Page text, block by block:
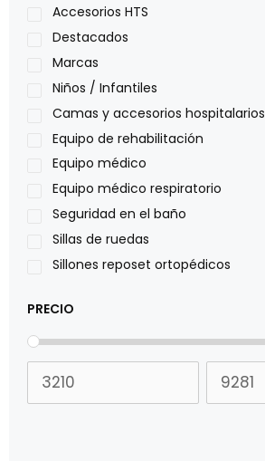
Lumex
Medical Store
Nidek
Oxiplus
Philips
Pride
Roho
Sillas de ruedas Everest Jennings
Stealth products
Xiehe Medical
Accesorios HTS
Destacados
Marcas
Niños / Infantiles
Camas y accesorios hospitalarios
Equipo de rehabilitación
Equipo médico
Equipo médico respiratorio
Seguridad en el baño
Sillas de ruedas
Sillones reposet ortopédicos
PRECIO